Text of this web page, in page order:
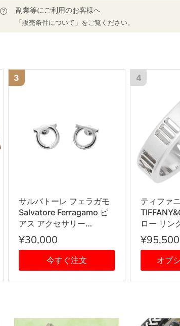
副業等にご利用のお客様へ
「販売条件について」をご覧ください。
3
サルバトーレ フェラガモ
Salvatore Ferragamo ピ
アス アクセサリー
760119 696430 STUD
GANCIO DIA12 ガンチー
ニ PALLADIOLUC シルバ
ー
¥30,000
今すぐ注文
4
ティファ
ロー リン
輪
¥95,500
オプ